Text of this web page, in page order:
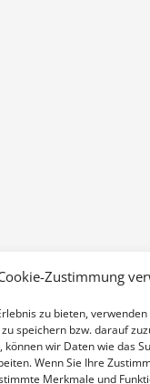
Zustimmung
zu bieten,
speichern bzw. darauf
können wir Daten wie das
Wenn Sie Ihre
Merkmale und